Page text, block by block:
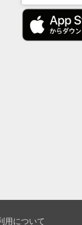
用について